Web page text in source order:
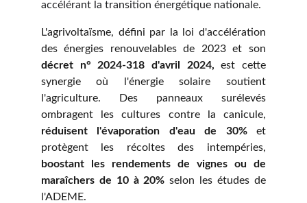
accélérant la transition énergétique nationale.
L'agrivoltaïsme, défini par la loi d'accélération
des énergies renouvelables de 2023 et son
décret n° 2024-318 d'avril 2024,est cette
synergie où l'énergie solaire soutient
l'agriculture. Des panneaux surélevés
ombragent les cultures contre la canicule,
réduisent l'évaporation d'eau de 30%et
protègent les récoltes des intempéries,
boostant les rendements de vignes ou de
maraîchers de 10 à 20% selon les études de
l'ADEME.